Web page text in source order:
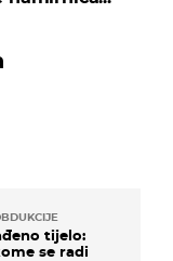
tijelo:
se radi